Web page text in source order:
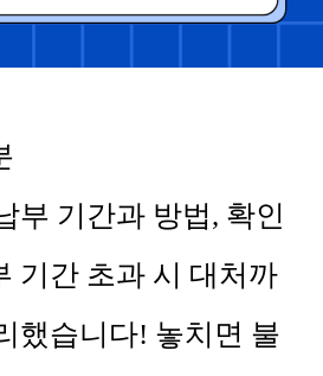
부 기간과 방법, 확인
기간 초과 시 대처까
했습니다! 놓치면 불